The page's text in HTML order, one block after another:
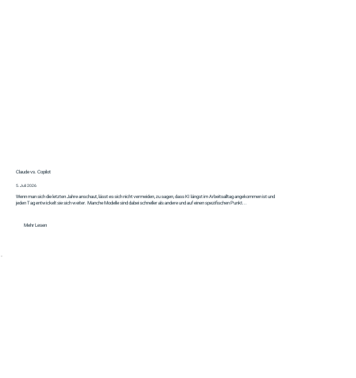
Claude vs. Copilot
5. Juli 2026
Wenn man sich die letzten Jahre anschaut, lässt es sich nicht vermeiden, zu sagen, dass KI längst im Arbeitsalltag angekommen ist und
jeden Tag entwickelt sie sich weiter. Manche Modelle sind dabei schneller als andere und auf einen spezifischen Punkt...
Mehr Lesen